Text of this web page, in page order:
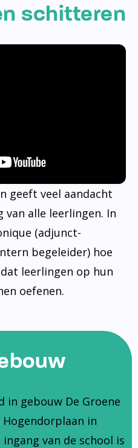
schitteren
geeft veel aandacht
alle leerlingen. In
(adjunct-
begeleider) hoe
leerlingen op hun
oefenen.
in gebouw De Groene
Hogendorplaan in
van de school is